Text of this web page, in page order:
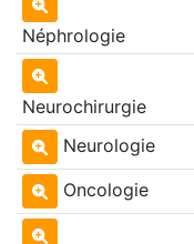
Néphrologie
Neurochirurgie
Neurologie
Oncologie